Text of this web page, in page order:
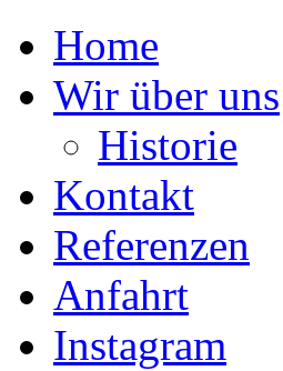
Home
Wir über uns
Historie
Kontakt
Referenzen
Anfahrt
Instagram